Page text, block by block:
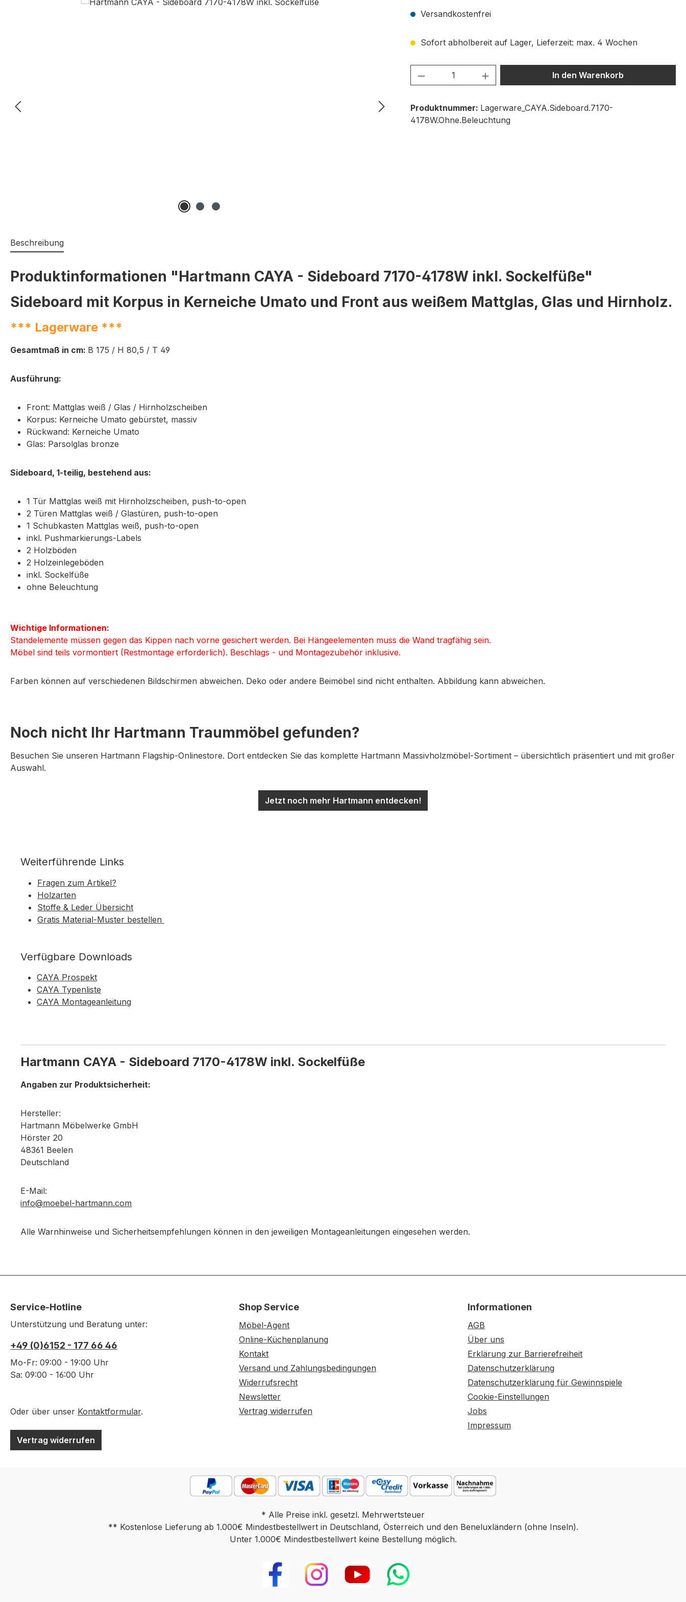
Versandkostenfrei
Sofort abholbereit auf Lager, Lieferzeit: max. 4 Wochen
Produkt Anzahl: Gib den gewünschten Wert
In den Warenkorb
Produktnummer: Lagerware_CAYA.Sideboard.7170-
4178W.Ohne.Beleuchtung
Beschreibung
Produktinformationen "Hartmann CAYA - Sideboard 7170-4178W inkl. Sockelfüße"
Sideboard mit Korpus in Kerneiche Umato und Front aus weißem Mattglas, Glas und Hirnholz.
*** Lagerware ***
Gesamtmaß in cm: B 175 / H 80,5 / T 49
Ausführung:
Front: Mattglas weiß / Glas / Hirnholzscheiben
Korpus: Kerneiche Umato gebürstet, massiv
Rückwand: Kerneiche Umato
Glas: Parsolglas bronze
Sideboard, 1-teilig, bestehend aus:
1 Tür Mattglas weiß mit Hirnholzscheiben, push-to-open
2 Türen Mattglas weiß / Glastüren, push-to-open
1 Schubkasten Mattglas weiß, push-to-open
inkl. Pushmarkierungs-Labels
2 Holzböden
2 Holzeinlegeböden
inkl. Sockelfüße
ohne Beleuchtung
Wichtige Informationen:
Standelemente müssen gegen das Kippen nach vorne gesichert werden. Bei Hängeelementen muss die Wand tragfähig sein.
Möbel sind teils vormontiert (Restmontage erforderlich). Beschlags - und Montagezubehör inklusive.
Farben können auf verschiedenen Bildschirmen abweichen. Deko oder andere Beimöbel sind nicht enthalten. Abbildung kann abweichen.
Noch nicht Ihr Hartmann Traummöbel gefunden?
Besuchen Sie unseren Hartmann Flagship-Onlinestore. Dort entdecken Sie das komplette Hartmann Massivholzmöbel-Sortiment – übersichtlich präsentiert und mit großer
Auswahl.
Jetzt noch mehr Hartmann entdecken!
Weiterführende Links
Fragen zum Artikel?
Holzarten
Stoffe & Leder Übersicht
Gratis Material-Muster bestellen
Verfügbare Downloads
CAYA Prospekt
CAYA Typenliste
CAYA Montageanleitung
Hartmann CAYA - Sideboard 7170-4178W inkl. Sockelfüße
Angaben zur Produktsicherheit:
Hersteller:
Hartmann Möbelwerke GmbH
Hörster 20
48361 Beelen
Deutschland
E-Mail:
info@moebel-hartmann.com
Alle Warnhinweise und Sicherheitsempfehlungen können in den jeweiligen Montageanleitungen eingesehen werden.
Service-Hotline
Unterstützung und Beratung unter:
+49 (0)6152 - 177 66 46
Mo-Fr: 09:00 - 19:00 Uhr
Sa: 09:00 - 16:00 Uhr
Oder über unser Kontaktformular.
Vertrag widerrufen
Shop Service
Möbel-Agent
Online-Küchenplanung
Kontakt
Versand und Zahlungsbedingungen
Widerrufsrecht
Newsletter
Vertrag widerrufen
Informationen
AGB
Über uns
Erklärung zur Barrierefreiheit
Datenschutzerklärung
Datenschutzerklärung für Gewinnspiele
Cookie-Einstellungen
Jobs
Impressum
* Alle Preise inkl. gesetzl. Mehrwertsteuer
** Kostenlose Lieferung ab 1.000€ Mindestbestellwert in Deutschland, Österreich und den Beneluxländern (ohne Inseln).
Unter 1.000€ Mindestbestellwert keine Bestellung möglich.